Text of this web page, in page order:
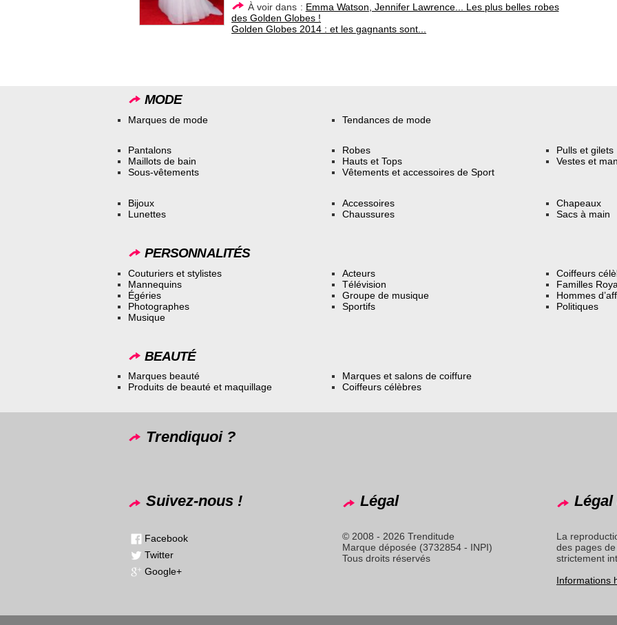
À voir dans : Emma Watson, Jennifer Lawrence... Les plus belles robes
des Golden Globes !
Golden Globes 2014 : et les gagnants sont...
MODE
Marques de mode Tendances de mode
Pantalons
Maillots de bain
Sous-vêtements
Robes
Hauts et Tops
Vêtements et accessoires de Sport
Pulls et gilets
Vestes et
Bijoux
Lunettes
Accessoires
Chaussures
Chapeaux
Sacs à main
PERSONNALITÉS
Couturiers et stylistes
Mannequins
Égéries
Photographes
Musique
Acteurs
Télévision
Groupe de musique
Sportifs
Coiffeurs
Familles
Hommes
Politiques
BEAUTÉ
Marques beauté
Produits de beauté et maquillage
Marques et salons de coiffure
Coiffeurs célèbres
Trendiquoi ?
Suivez-nous !
Facebook
Twitter
Google+
Légal
© 2008 - 2026 Trenditude
Marque déposée (3732854 - INPI)
Tous droits réservés
Légal
La
des pages
strictement
Informations